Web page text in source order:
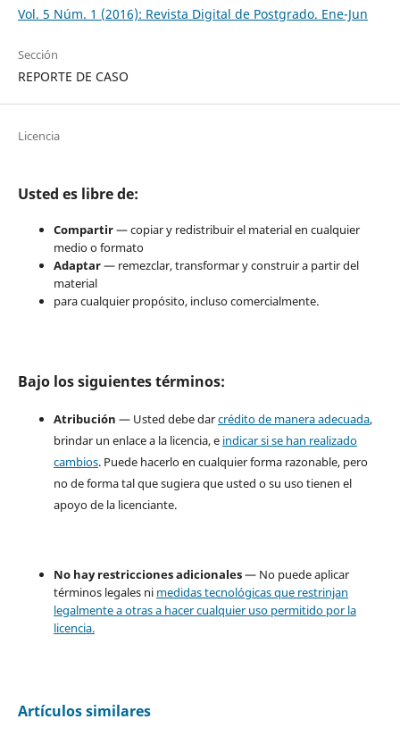
Vol. 5 Núm. 1 (2016): Revista Digital de Postgrado. Ene-Jun
Sección
REPORTE DE CASO
Licencia
Usted es libre de:
Compartir— copiar y redistribuir el material en cualquier
medio o formato
Adaptar— remezclar, transformar y construir a partir del
material
para cualquier propósito, incluso comercialmente.
Bajo los siguientes términos:
Atribución — Usted debe darcrédito de manera adecuada,
brindar un enlace a la licencia, e indicar si se han realizado
cambios. Puede hacerlo en cualquier forma razonable, pero
no de forma tal que sugiera que usted o su uso tienen el
apoyo de la licenciante.
No hay restricciones adicionales— No puede aplicar
términos legales ni medidas tecnológicas que restrinjan
legalmente a otras a hacer cualquier uso permitido por la
licencia.
Artículos similares